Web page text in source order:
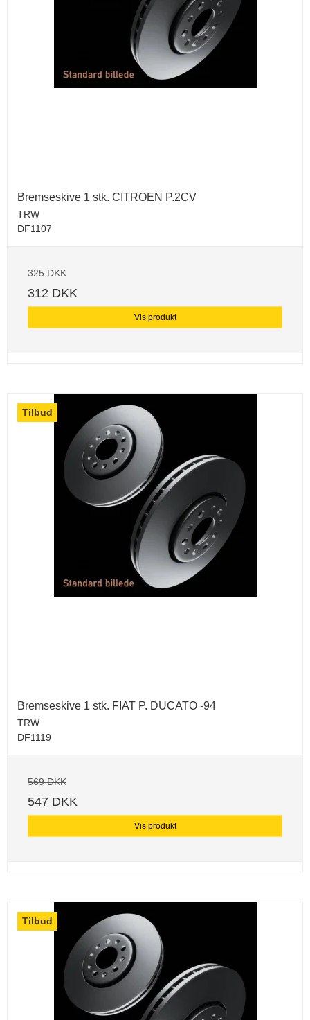
Bremseskive 1 stk. CITROEN P.2CV
TRW
DF1107
325 DKK
312 DKK
Vis produkt
Tilbud
Bremseskive 1 stk. FIAT P. DUCATO -94
TRW
DF1119
569 DKK
547 DKK
Vis produkt
Tilbud